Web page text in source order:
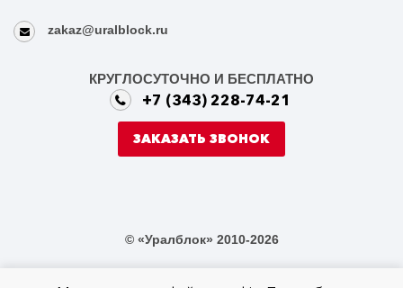
zakaz@uralblock.ru
КРУГЛОСУТОЧНО И БЕСПЛАТНО
+7 (343) 228-74-21
ЗАКАЗАТЬ ЗВОНОК
© «Уралблок» 2010-2026